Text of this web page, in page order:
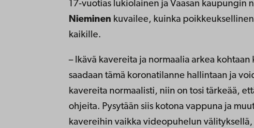
17-vuotias lukiolainen ja Vaasan kaupungin
Nieminen kuvailee, kuinka
kaikille.
– Ikävä kavereita ja normaalia arkea
saadaan tämä koronatilanne hallintaan ja
kavereita normaalisti, niin on tosi tärkeää,
ohjeita. Pysytään siis kotona vappuna ja
kavereihin vaikka videopuhelun välityksellä,